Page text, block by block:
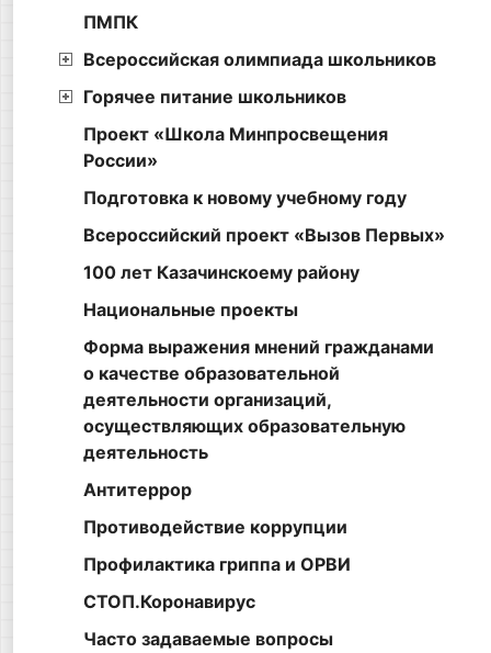
ПМПК
Всероссийская олимпиада школьников
Горячее питание школьников
Проект «Школа Минпросвещения
России»
Подготовка к новому учебному году
Всероссийский проект «Вызов Первых»
100 лет Казачинскоему району
Национальные проекты
Форма выражения мнений гражданами
о качестве образовательной
деятельности организаций,
осуществляющих образовательную
деятельность
Антитеррор
Противодействие коррупции
Профилактика гриппа и ОРВИ
СТОП.Коронавирус
Часто задаваемые вопросы